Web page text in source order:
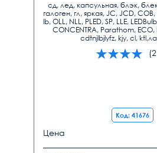
сд, лед, капсульная, блэк,
галоген, гл, яркая, JC, JCD,
lb, ОLL, NLL, PLED, SP, LLE,
CONCENTRA, Parathom, ECO,
cdtnjlbjlyfz, kjy, cl,
Код: 41676
Цена